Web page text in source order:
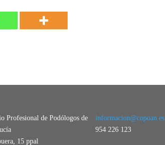
Profesional de Podólogos de
15 ppal
informacion@copoan.es
954 226 123